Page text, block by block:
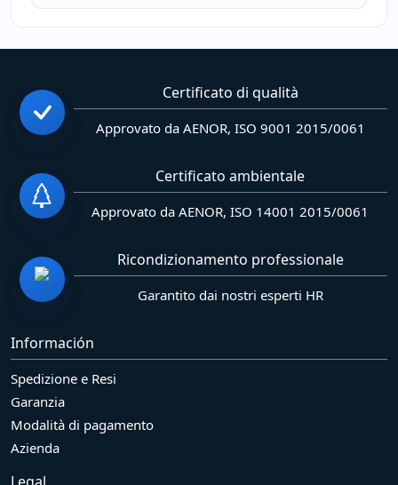
Certificato di qualità
Approvato da AENOR, ISO 9001 2015/0061
Certificato ambientale
Approvato da AENOR, ISO 14001 2015/0061
Ricondizionamento professionale
Garantito dai nostri esperti HR
Información
Spedizione e Resi
Garanzia
Modalità di pagamento
Azienda